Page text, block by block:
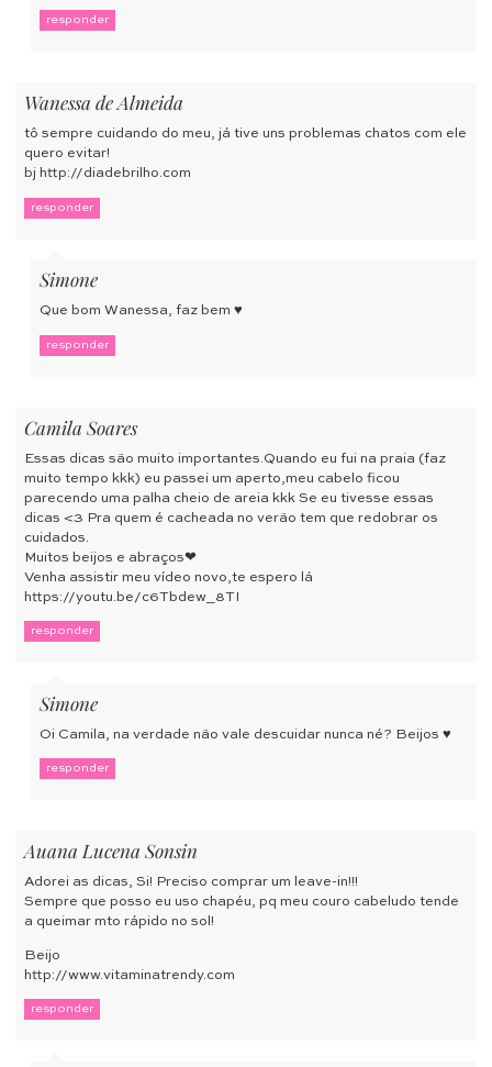
responder
Wanessa de Almeida
tô sempre cuidando do meu, já tive uns problemas chatos com ele
quero evitar!
bj http://diadebrilho.com
responder
Simone
Que bom Wanessa, faz bem ♥
responder
Camila Soares
Essas dicas são muito importantes.Quando eu fui na praia (faz
muito tempo kkk) eu passei um aperto,meu cabelo ficou
parecendo uma palha cheio de areia kkk Se eu tivesse essas
dicas <3 Pra quem é cacheada no verão tem que redobrar os
cuidados.
Muitos beijos e abraços❤
Venha assistir meu vídeo novo,te espero lá
https://youtu.be/c6Tbdew_8TI
responder
Simone
Oi Camila, na verdade não vale descuidar nunca né? Beijos ♥
responder
Auana Lucena Sonsin
Adorei as dicas, Si! Preciso comprar um leave-in!!!
Sempre que posso eu uso chapéu, pq meu couro cabeludo tende
a queimar mto rápido no sol!
Beijo
http://www.vitaminatrendy.com
responder